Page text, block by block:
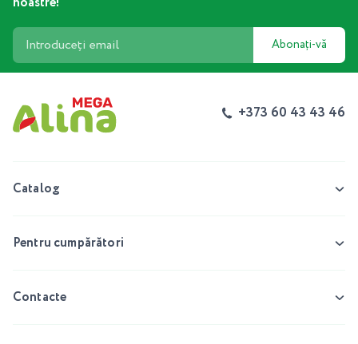
Abonați-vă
+373 60 43 43 46
Catalog
Pentru cumpărători
Contacte